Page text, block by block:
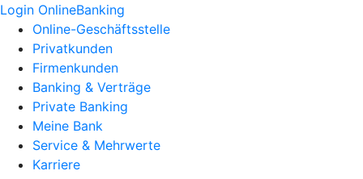
Login OnlineBanking
Online-Geschäftsstelle
Privatkunden
Firmenkunden
Banking & Verträge
Private Banking
Meine Bank
Service & Mehrwerte
Karriere